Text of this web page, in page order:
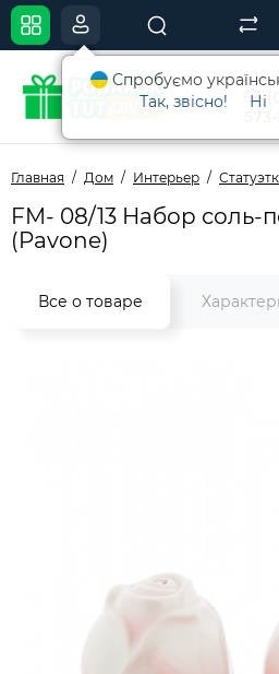
Главная Дом Интерьер
FM- 08/13 Набор соль-
(Pavone)
Все о товаре
Спробуємо
Так, звісно!
Ні